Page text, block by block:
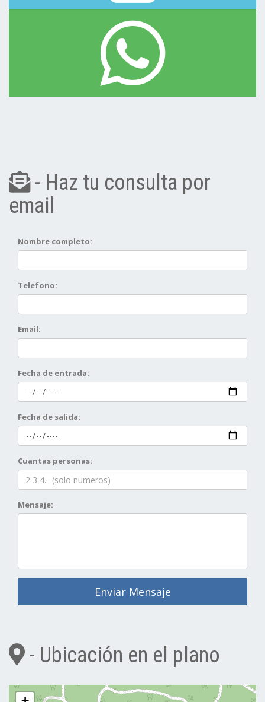
- Haz tu consulta por
email
Nombre completo:
Telefono:
Email:
Fecha de entrada:
Fecha de salida:
Cuantas personas:
Mensaje:
Enviar Mensaje
- Ubicación en el plano